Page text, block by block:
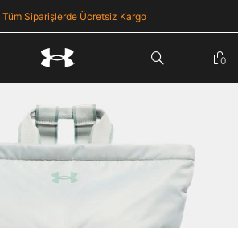
Tüm Siparişlerde Ücretsiz Kargo
göster
0